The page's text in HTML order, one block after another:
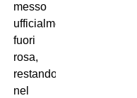
messo
ufficialmente
fuori
rosa,
restando
nel